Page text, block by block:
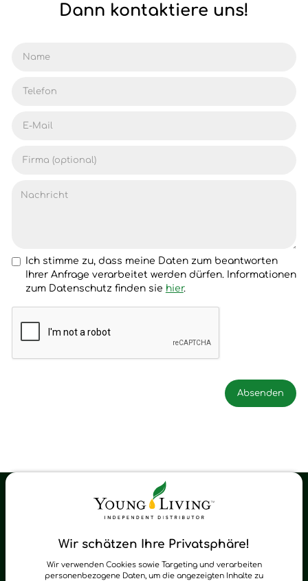
Dann kontaktiere uns!
Ich stimme zu, dass meine Daten zum beantworten
Ihrer Anfrage verarbeitet werden dürfen. Informationen
zum Datenschutz finden sie hier.
Wir schätzen Ihre Privatsphäre!
Wir verwenden Cookies sowie Targeting und verarbeiten
personenbezogene Daten, um die angezeigten Inhalte zu
Young Living Shop-Oil Newsletter
zum Newsletter anmelden